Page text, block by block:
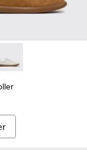
marron pour
002 001
- K201819-
Soller -